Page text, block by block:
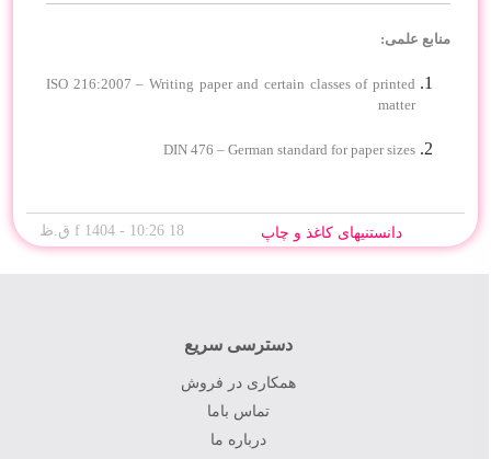
منابع علمی:
ISO 216:2007 – Writing paper and certain classes of printed
matter
DIN 476 – German standard for paper sizes
دانستنیهای کاغذ و چاپ 18 f 1404 - 10:26 ق.ظ
دسترسی سریع
همکاری در فروش
تماس باما
درباره ما